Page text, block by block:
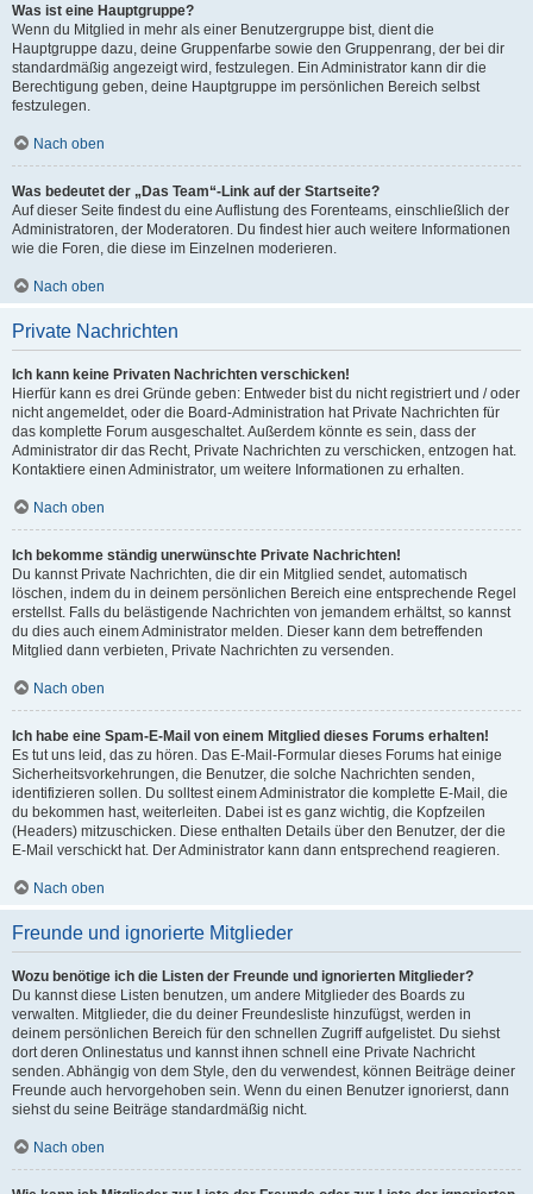
Was ist eine Hauptgruppe?
Wenn du Mitglied in mehr als einer Benutzergruppe bist, dient die
Hauptgruppe dazu, deine Gruppenfarbe sowie den Gruppenrang, der bei dir
standardmäßig angezeigt wird, festzulegen. Ein Administrator kann dir die
Berechtigung geben, deine Hauptgruppe im persönlichen Bereich selbst
festzulegen.
Nach oben
Was bedeutet der „Das Team“-Link auf der Startseite?
Auf dieser Seite findest du eine Auflistung des Forenteams, einschließlich der
Administratoren, der Moderatoren. Du findest hier auch weitere Informationen
wie die Foren, die diese im Einzelnen moderieren.
Nach oben
Private Nachrichten
Ich kann keine Privaten Nachrichten verschicken!
Hierfür kann es drei Gründe geben: Entweder bist du nicht registriert und / oder
nicht angemeldet, oder die Board-Administration hat Private Nachrichten für
das komplette Forum ausgeschaltet. Außerdem könnte es sein, dass der
Administrator dir das Recht, Private Nachrichten zu verschicken, entzogen hat.
Kontaktiere einen Administrator, um weitere Informationen zu erhalten.
Nach oben
Ich bekomme ständig unerwünschte Private Nachrichten!
Du kannst Private Nachrichten, die dir ein Mitglied sendet, automatisch
löschen, indem du in deinem persönlichen Bereich eine entsprechende Regel
erstellst. Falls du belästigende Nachrichten von jemandem erhältst, so kannst
du dies auch einem Administrator melden. Dieser kann dem betreffenden
Mitglied dann verbieten, Private Nachrichten zu versenden.
Nach oben
Ich habe eine Spam-E-Mail von einem Mitglied dieses Forums erhalten!
Es tut uns leid, das zu hören. Das E-Mail-Formular dieses Forums hat einige
Sicherheitsvorkehrungen, die Benutzer, die solche Nachrichten senden,
identifizieren sollen. Du solltest einem Administrator die komplette E-Mail, die
du bekommen hast, weiterleiten. Dabei ist es ganz wichtig, die Kopfzeilen
(Headers) mitzuschicken. Diese enthalten Details über den Benutzer, der die
E-Mail verschickt hat. Der Administrator kann dann entsprechend reagieren.
Nach oben
Freunde und ignorierte Mitglieder
Wozu benötige ich die Listen der Freunde und ignorierten Mitglieder?
Du kannst diese Listen benutzen, um andere Mitglieder des Boards zu
verwalten. Mitglieder, die du deiner Freundesliste hinzufügst, werden in
deinem persönlichen Bereich für den schnellen Zugriff aufgelistet. Du siehst
dort deren Onlinestatus und kannst ihnen schnell eine Private Nachricht
senden. Abhängig von dem Style, den du verwendest, können Beiträge deiner
Freunde auch hervorgehoben sein. Wenn du einen Benutzer ignorierst, dann
siehst du seine Beiträge standardmäßig nicht.
Nach oben